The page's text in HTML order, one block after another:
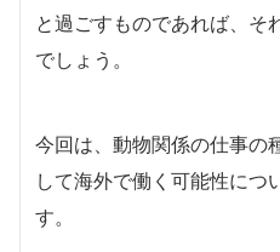
と過ごすものであれば、そ
でしょう。
今回は、動物関係の仕事の
して海外で働く可能性につ
す。